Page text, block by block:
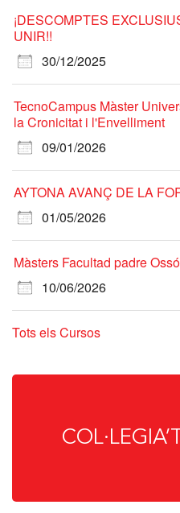
¡DESCOMPTES
UNIR!!
30/12/2025
TecnoCampus Màster
la Cronicitat i l'Envelliment
09/01/2026
AYTONA AVANÇ DE LA
01/05/2026
Màsters Facultad padre
10/06/2026
Tots els Cursos